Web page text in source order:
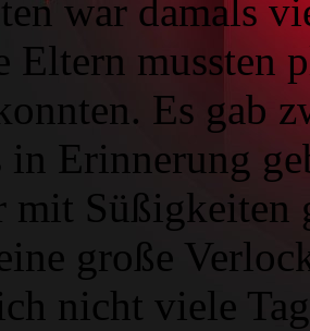
war damals
Eltern mussten
Es gab
in Erinnerung
mit Süßigkeiten
große
nicht viele